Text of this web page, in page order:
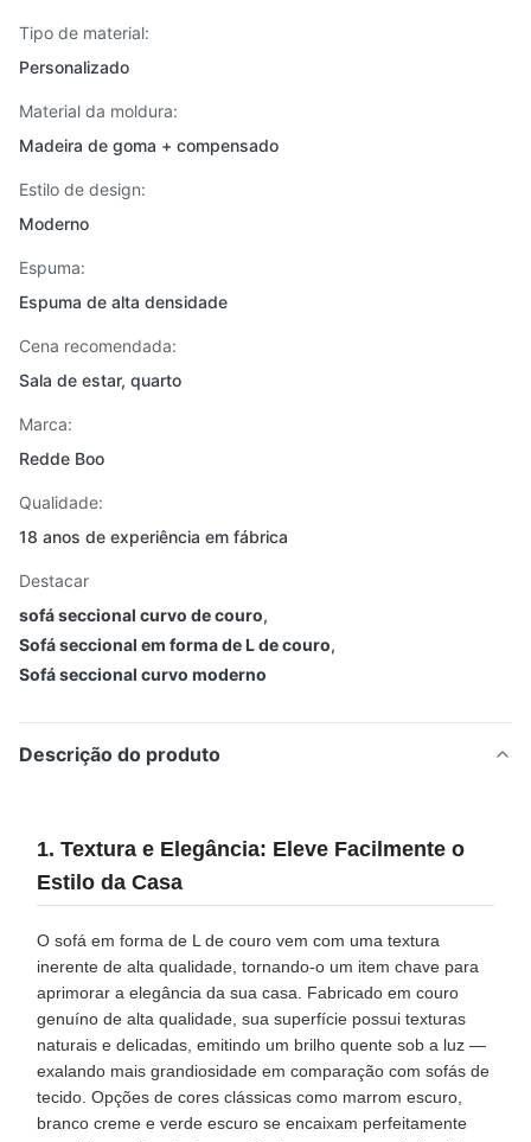
Tipo de material:
Personalizado
Material da moldura:
Madeira de goma + compensado
Estilo de design:
Moderno
Espuma:
Espuma de alta densidade
Cena recomendada:
Sala de estar, quarto
Marca:
Redde Boo
Qualidade:
18 anos de experiência em fábrica
Destacar
sofá seccional curvo de couro,
Sofá seccional em forma de L de couro,
Sofá seccional curvo moderno
Descrição do produto
1. Textura e Elegância: Eleve Facilmente o
Estilo da Casa
O sofá em forma de L de couro vem com uma textura
inerente de alta qualidade, tornando-o um item chave para
aprimorar a elegância da sua casa. Fabricado em couro
genuíno de alta qualidade, sua superfície possui texturas
naturais e delicadas, emitindo um brilho quente sob a luz —
exalando mais grandiosidade em comparação com sofás de
tecido. Opções de cores clássicas como marrom escuro,
branco creme e verde escuro se encaixam perfeitamente